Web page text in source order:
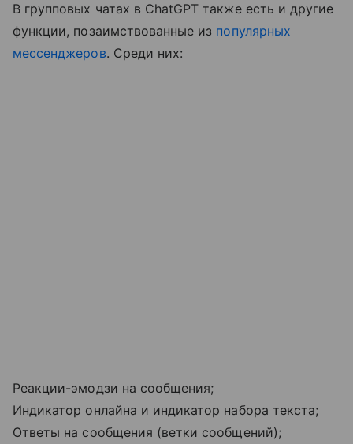
В групповых чатах в ChatGPT также есть и другие
функции, позаимствованные из популярных
мессенджеров. Среди них:
Реакции-эмодзи на сообщения;
Индикатор онлайна и индикатор набора текста;
Ответы на сообщения (ветки сообщений);